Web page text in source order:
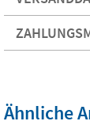
Ähnliche